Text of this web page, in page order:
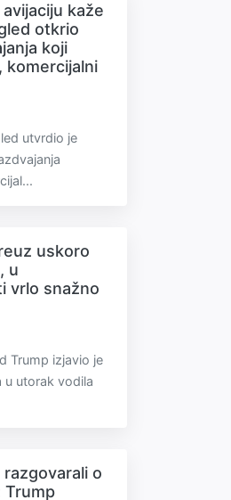
kaže
otkrio
koji
komercijalni
utvrdio je
uskoro
u
vrlo snažno
Trump izjavio je
u utorak vodila
o
Trump